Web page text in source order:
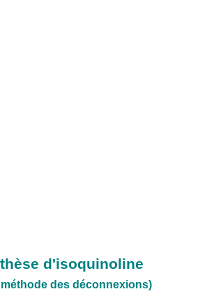
d'isoquinoline
méthode des déconnexions)